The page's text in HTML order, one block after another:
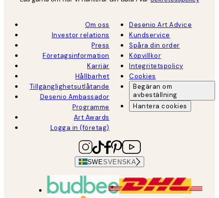
Om oss
Investor relations
Press
Företagsinformation
Karriär
Hållbarhet
Tillgänglighetsutlåtande
Desenio Ambassador
Programme
Art Awards
Logga in (företag)
Desenio Art Advice
Kundservice
Spåra din order
Köpvillkor
Integritetspolicy
Cookies
Begäran om
avbeställning
Hantera cookies
SWESVENSKA